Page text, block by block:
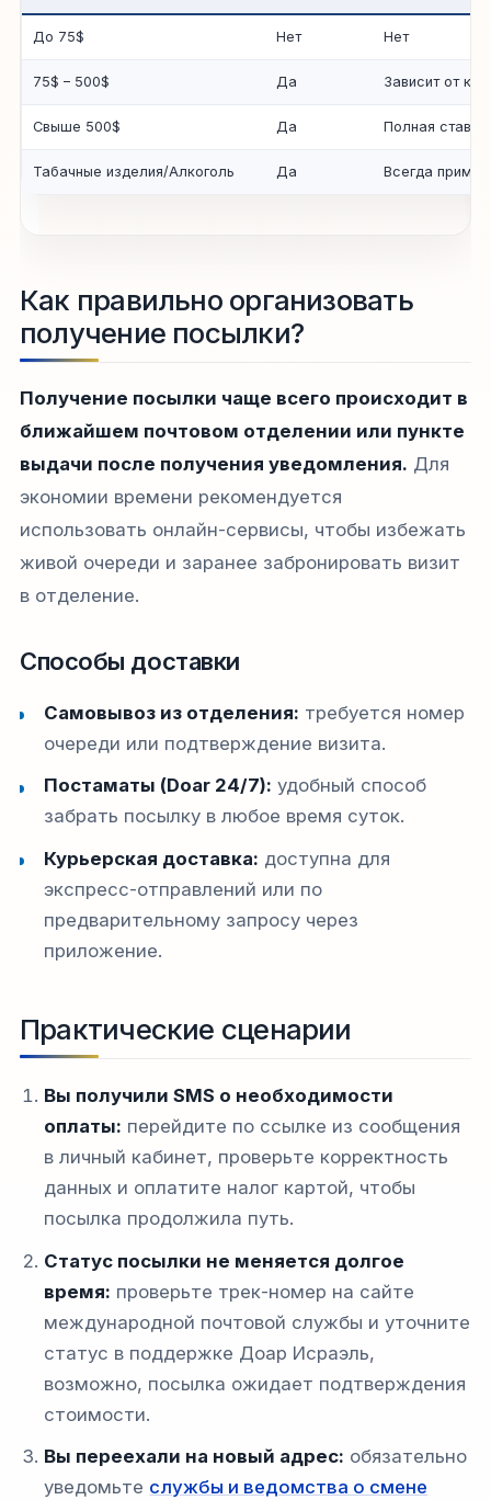
До 75$ Нет Нет
75$ – 500$ Да Зависит от
Свыше 500$ Да Полная
Табачные изделия/Алкоголь Да Всегда
Как правильно организовать
получение посылки?
Получение посылки чаще всего происходит в
ближайшем почтовом отделении или пункте
выдачи после получения уведомления. Для
экономии времени рекомендуется
использовать онлайн-сервисы, чтобы избежать
живой очереди и заранее забронировать визит
в отделение.
Способы доставки
Самовывоз из отделения: требуется номер
очереди или подтверждение визита.
Постаматы (Doar 24/7): удобный способ
забрать посылку в любое время суток.
Курьерская доставка: доступна для
экспресс-отправлений или по
предварительному запросу через
приложение.
Практические сценарии
Вы получили SMS о необходимости
оплаты: перейдите по ссылке из сообщения
в личный кабинет, проверьте корректность
данных и оплатите налог картой, чтобы
посылка продолжила путь.
Статус посылки не меняется долгое
время: проверьте трек-номер на сайте
международной почтовой службы и уточните
статус в поддержке Доар Исраэль,
возможно, посылка ожидает подтверждения
стоимости.
Вы переехали на новый адрес: обязательно
уведомьте службы и ведомства о смене